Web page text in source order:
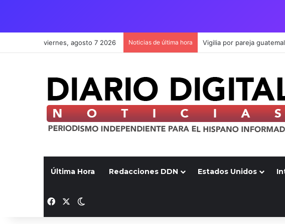
viernes, agosto 7 2026 Noticias de última hora
Última Hora Redacciones DDN Estados Unidos
Facebook